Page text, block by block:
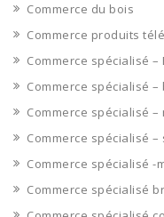
Commerce du bois
Commerce produits
Commerce spécialisé
Commerce spécialisé
Commerce spécialisé
Commerce spécialisé –
Commerce spécialisé
Commerce spécialisé